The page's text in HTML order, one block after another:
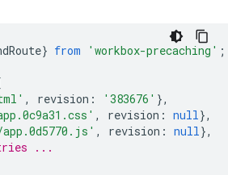
} from 'workbox-precaching' ;
, revision : '383676' },
, revision : null},
, revision : null},
...